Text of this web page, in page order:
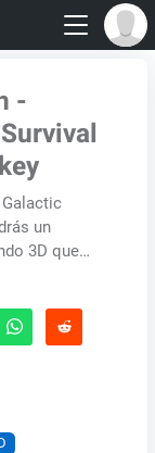
-
un
3D que
jugadores
el pape...